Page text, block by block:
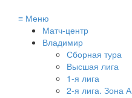
≡ Меню
Матч-центр
Владимир
Сборная тура
Высшая лига
1-я лига
2-я лига. Зона А